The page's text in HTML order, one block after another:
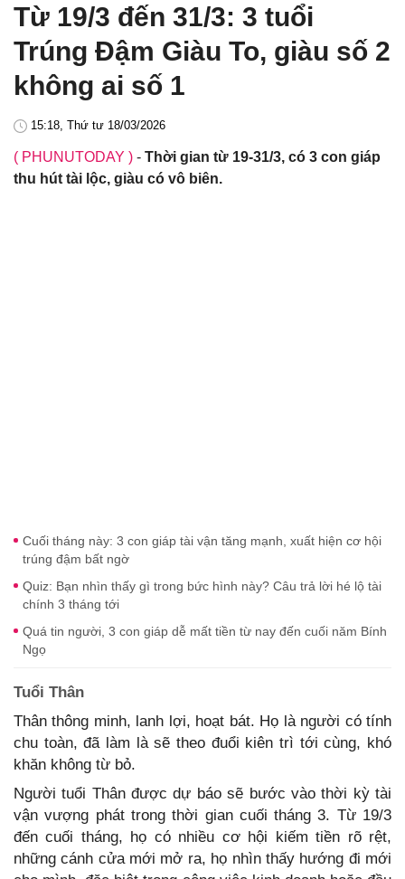
Từ 19/3 đến 31/3: 3 tuổi
Trúng Đậm Giàu To, giàu số 2
không ai số 1
15:18, Thứ tư 18/03/2026
( PHUNUTODAY ) - Thời gian từ 19-31/3, có 3 con giáp
thu hút tài lộc, giàu có vô biên.
Cuối tháng này: 3 con giáp tài vận tăng mạnh, xuất hiện cơ hội
trúng đậm bất ngờ
Quiz: Bạn nhìn thấy gì trong bức hình này? Câu trả lời hé lộ tài
chính 3 tháng tới
Quá tin người, 3 con giáp dễ mất tiền từ nay đến cuối năm Bính
Ngọ
Tuổi Thân
Thân thông minh, lanh lợi, hoạt bát. Họ là người có tính
chu toàn, đã làm là sẽ theo đuổi kiên trì tới cùng, khó
khăn không từ bỏ.
Người tuổi Thân được dự báo sẽ bước vào thời kỳ tài
vận vượng phát trong thời gian cuối tháng 3. Từ 19/3
đến cuối tháng, họ có nhiều cơ hội kiếm tiền rõ rệt,
những cánh cửa mới mở ra, họ nhìn thấy hướng đi mới